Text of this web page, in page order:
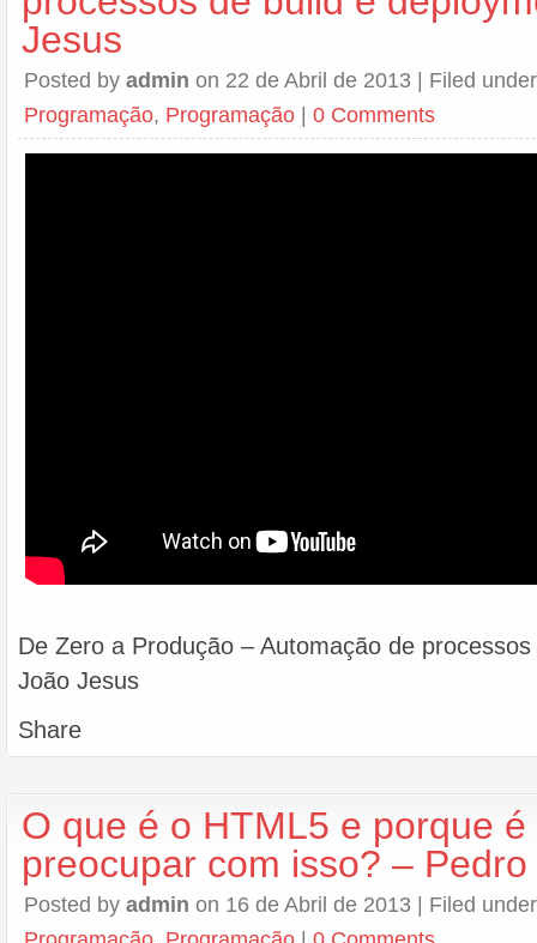
Jesus
Posted by admin on 22 de Abril de 2013 | Filed
Programação, Programação | 0 Comments
De Zero a Produção – Automação de
João Jesus
Share
O que é o HTML5 e porque
preocupar com isso? –
Posted by admin on 16 de Abril de 2013 | Filed